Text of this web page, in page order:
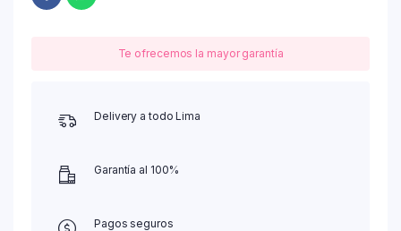
Te ofrecemos la mayor garantía
Delivery a todo Lima
Garantía al 100%
Pagos seguros